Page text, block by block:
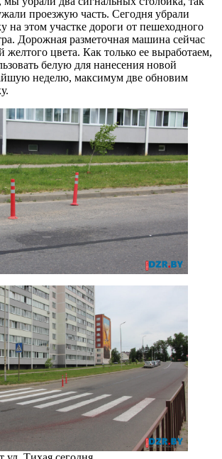
проезжую часть. Сегодня убрали
на этом участке дороги от пешеходного
Дорожная разметочная машина сейчас
желтого цвета. Как только ее выработаем,
белую для нанесения новой
неделю, максимум две обновим